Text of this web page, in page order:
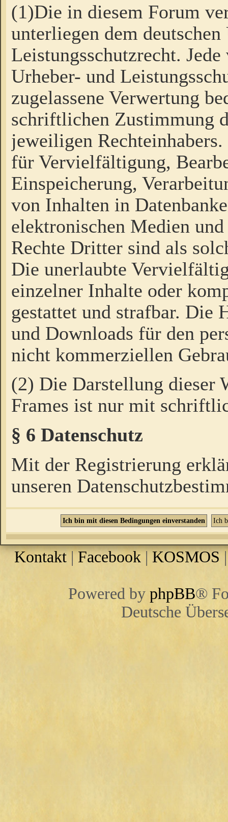
(1)Die in diesem Forum
unterliegen dem
Leistungsschutzrecht.
Urheber- und
zugelassene Verwertung
schriftlichen Zustimmung
jeweiligen
für Vervielfältigung,
Einspeicherung,
von Inhalten in
elektronischen Medien
Rechte Dritter sind als
Die unerlaubte
einzelner Inhalte oder
gestattet und strafbar. Die
und Downloads für den
nicht kommerziellen
(2) Die Darstellung dieser
Frames ist nur mit
§ 6 Datenschutz
Mit der Registrierung
unseren
Kontakt |Facebook | KOSMOS
Powered by phpBB®
Deutsche